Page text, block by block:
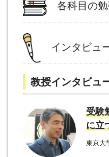
各科目の
インタビュ
教授インタビュ
受験
に立
東京大